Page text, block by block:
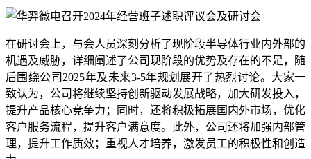
在研讨会上，与会人员深刻分析了现阶段半导体行业内外部的
机遇及威胁，详细阐述了公司现阶段的优势及存在的不足，随
后围绕公司2025年及未来3-5年规划展开了热烈讨论。大家一
致认为，公司将继续坚持创新驱动发展战略，加大研发投入，
提升产品核心竞争力；同时，还将积极拓展国内外市场，优化
客户服务流程，提升客户满意度。此外，公司还将加强内部管
理，提升工作质效；重视人才培养，激发员工的积极性和创造